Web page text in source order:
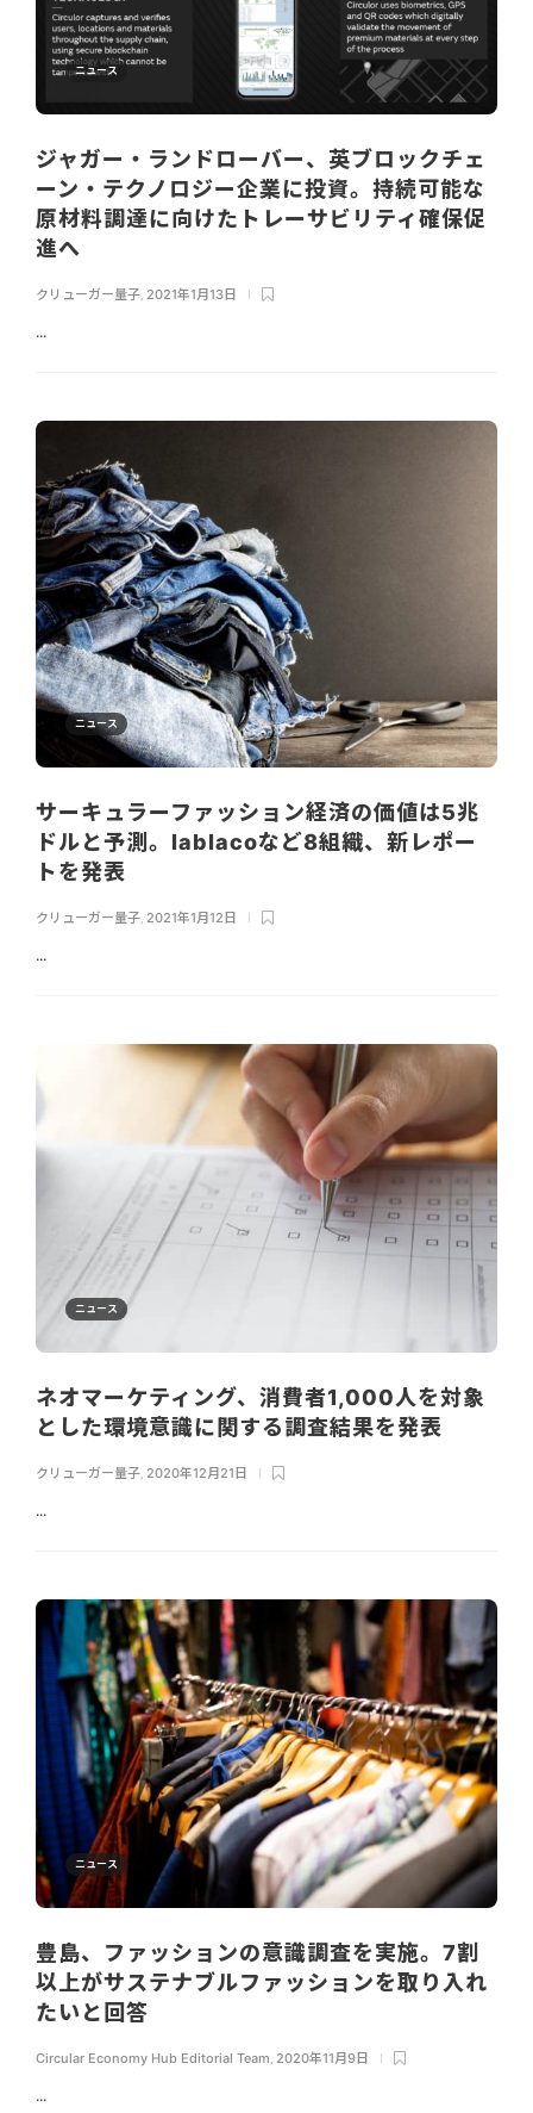
ニュース
ジャガー・ランドローバー、英ブロックチェ
ーン・テクノロジー企業に投資。持続可能な
原材料調達に向けたトレーサビリティ確保促
進へ
クリューガー量子, 2021年1月13日
...
ニュース
サーキュラーファッション経済の価値は5兆
ドルと予測。lablacoなど8組織、新レポー
トを発表
クリューガー量子, 2021年1月12日
...
ニュース
ネオマーケティング、消費者1,000人を対象
とした環境意識に関する調査結果を発表
クリューガー量子 2020年12月21日
...
ニュース
豊島、ファッションの意識調査を実施。7割
以上がサステナブルファッションを取り入れ
たいと回答
Circular Economy Hub Editorial Team 2020年11月9日
...